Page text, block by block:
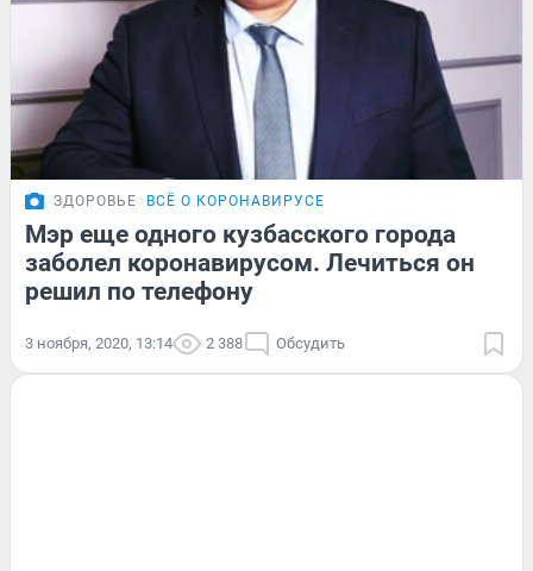
ЗДОРОВЬЕ ВСЁ О КОРОНАВИРУСЕ
Мэр еще одного кузбасского города
заболел коронавирусом. Лечиться он
решил по телефону
3 ноября, 2020, 13:14 2 388 Обсудить